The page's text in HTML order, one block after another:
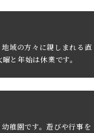
域の方々に親しまれる直
と年始は休業です。
稚園です。遊びや行事を